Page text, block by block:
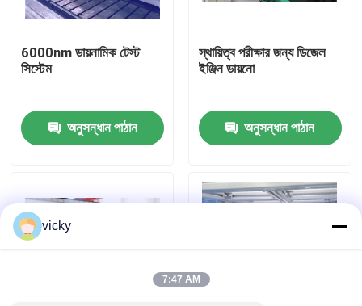
খবর
মামলা
টর্ক ডায়নামিটার
6000nm ডায়নামিক টেস্ট
সিস্টেম
অনুসন্ধান পাঠান
স্থায়িত্ব পরীক্ষার জন্য ডিজেল
ইঞ্জিন ডায়নো
অনুসন্ধান পাঠান
vicky
7:47 AM